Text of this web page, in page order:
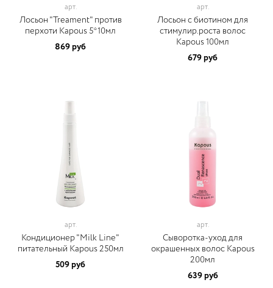
арт.
Лосьон "Treament" против
перхоти Kapous 5*10мл
869 руб
арт.
Лосьон с биотином для
стимулир.роста волос
Kapous 100мл
679 руб
арт.
Кондиционер "Milk Line"
питательный Kapous 250мл
509 руб
арт.
Сыворотка-уход для
окрашенных волос Kapous
200мл
639 руб